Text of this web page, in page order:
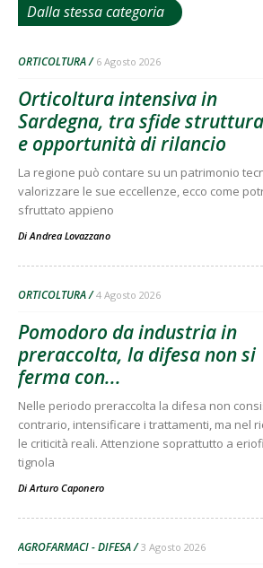
Dalla stessa categoria
ORTICOLTURA 6 Agosto 2026
Orticoltura intensiva in
Sardegna, tra sfide
e opportunità di rilancio
La regione può contare su un patrimonio
valorizzare le sue eccellenze, ecco come
sfruttato appieno
Di Andrea Lovazzano
ORTICOLTURA 4 Agosto 2026
Pomodoro da industria in
preraccolta, la difesa non si
ferma con...
Nelle periodo preraccolta la difesa non
contrario, intensificare i trattamenti, ma nel
le criticità reali. Attenzione soprattutto a
tignola
Di Arturo Caponero
AGROFARMACI - DIFESA 3 Agosto 2026